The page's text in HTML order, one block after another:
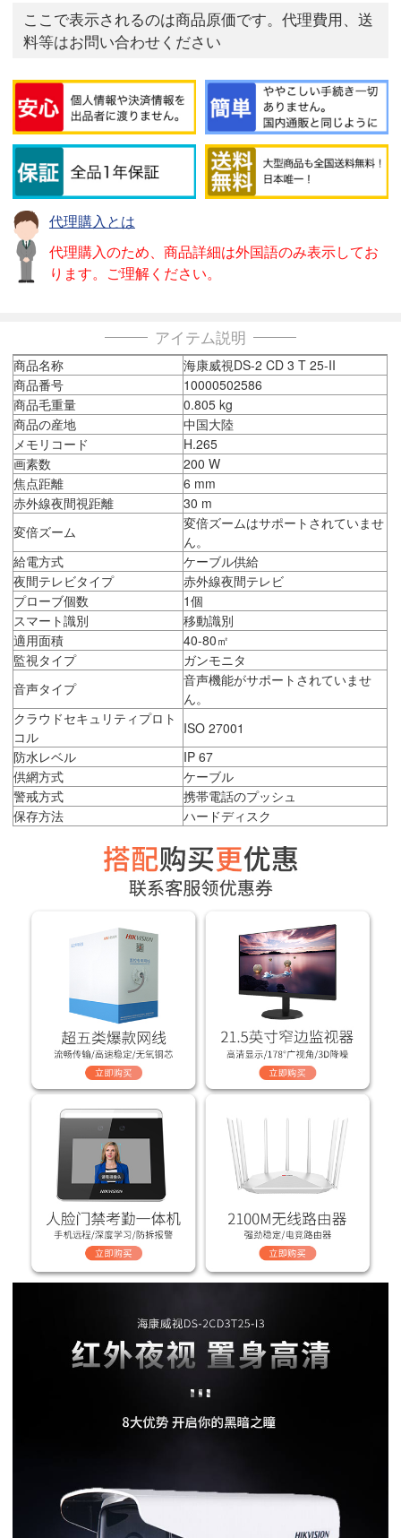
ここで表示されるのは商品原価です。代理費用、送
料等はお問い合わせください
代理購入とは
代理購入のため、商品詳細は外国語のみ表示してお
ります。ご理解ください。
アイテム説明
商品名称
海康威視DS-2 CD 3 T 25-II
商品番号
10000502586
商品毛重量
0.805 kg
商品の産地
中国大陸
メモリコード
H.265
画素数
200 W
焦点距離
6 mm
赤外線夜間視距離
30 m
変倍ズーム
変倍ズームはサポートされていませ
ん。
給電方式
ケーブル供給
夜間テレビタイプ
赤外線夜間テレビ
プローブ個数
1個
スマート識別
移動識別
適用面積
40-80㎡
監視タイプ
ガンモニタ
音声タイプ
音声機能がサポートされていませ
ん。
クラウドセキュリティプロト
コル
ISO 27001
防水レベル
IP 67
供網方式
ケーブル
警戒方式
携帯電話のプッシュ
保存方法
ハードディスク